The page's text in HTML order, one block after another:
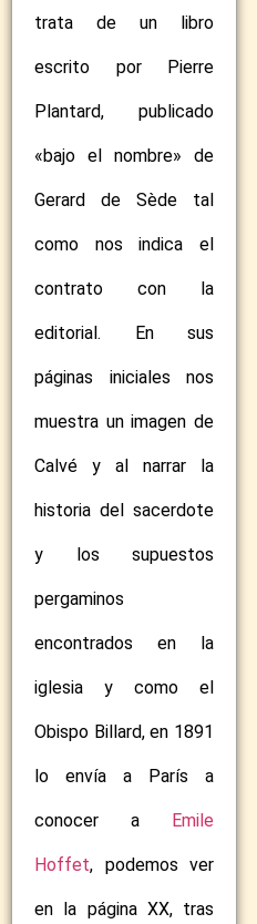
trata de un libro
escrito por Pierre
Plantard, publicado
«bajo el nombre» de
Gerard de Sède tal
como nos indica el
contrato con la
editorial. En sus
páginas iniciales nos
muestra un imagen de
Calvé y al narrar la
historia del sacerdote
y los supuestos
pergaminos
encontrados en la
iglesia y como el
Obispo Billard, en 1891
lo envía a París a
conocer a Emile
Hoffet, podemos ver
en la página XX, tras